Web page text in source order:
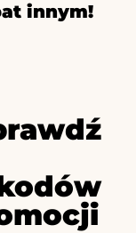
innym!